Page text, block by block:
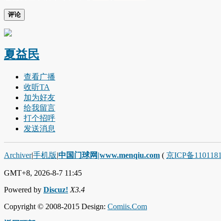
评论
夏益民
查看广播
收听TA
加为好友
给我留言
打个招呼
发送消息
Archiver|手机版|中国门球网|www.menqiu.com ( 京ICP备
GMT+8, 2026-8-7 11:45
Powered by Discuz! X3.4
Copyright © 2008-2015 Design: Comiis.Com